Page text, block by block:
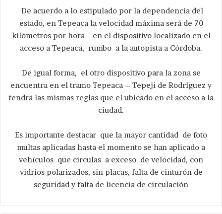
De acuerdo a lo estipulado por la dependencia del
estado, en Tepeaca la velocidad máxima será de 70
kilómetros por hora en el dispositivo localizado en el
acceso a Tepeaca, rumbo a la autopista a Córdoba.
De igual forma, el otro dispositivo para la zona se
encuentra en el tramo Tepeaca – Tepeji de Rodríguez y
tendrá las mismas reglas que el ubicado en el acceso a la
ciudad.
Es importante destacar que la mayor cantidad de foto
multas aplicadas hasta el momento se han aplicado a
vehículos que circulas a exceso de velocidad, con
vidrios polarizados, sin placas, falta de cinturón de
seguridad y falta de licencia de circulación